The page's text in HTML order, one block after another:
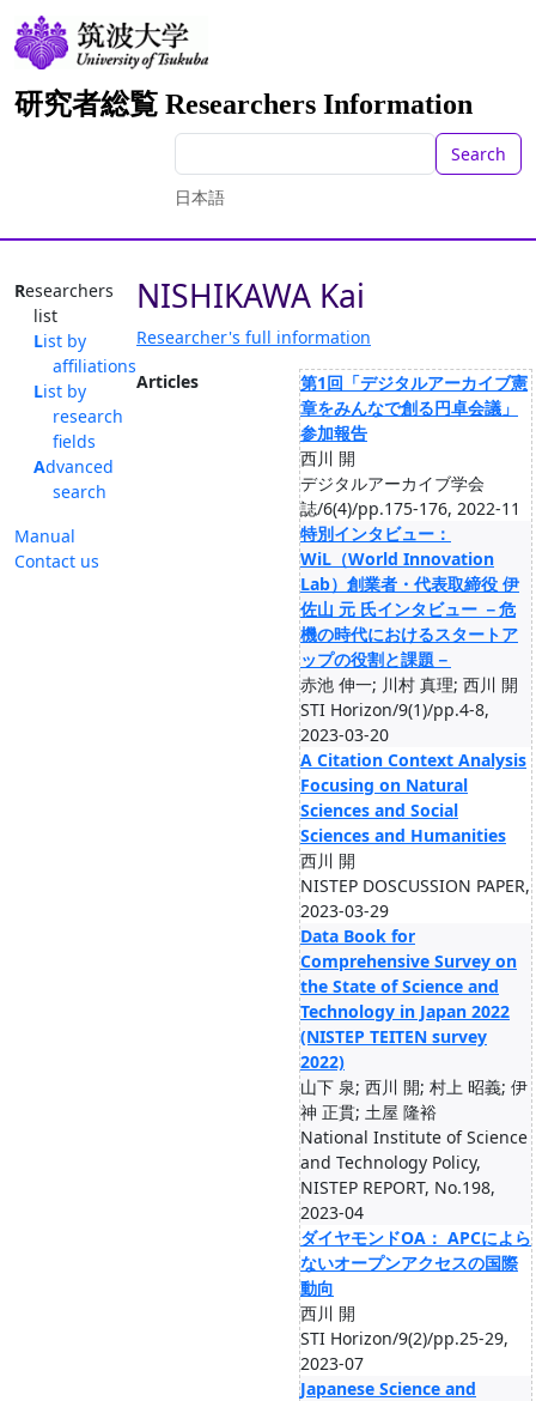
研究者総覧 Researchers Information
Search
日本語
Researchers
list
List by
affiliations
List by
research
fields
Advanced
search
Manual
Contact us
NISHIKAWA Kai
Researcher's full information
Articles
第1回「デジタルアーカイブ憲
章をみんなで創る円卓会議」
参加報告
西川 開
デジタルアーカイブ学会
誌/6(4)/pp.175-176, 2022-11
特別インタビュー：
WiL（World Innovation
Lab）創業者・代表取締役 伊
佐山 元 氏インタビュー －危
機の時代におけるスタートア
ップの役割と課題－
赤池 伸一; 川村 真理; 西川 開
STI Horizon/9(1)/pp.4-8,
2023-03-20
A Citation Context Analysis
Focusing on Natural
Sciences and Social
Sciences and Humanities
西川 開
NISTEP DOSCUSSION PAPER,
2023-03-29
Data Book for
Comprehensive Survey on
the State of Science and
Technology in Japan 2022
(NISTEP TEITEN survey
2022)
山下 泉; 西川 開; 村上 昭義; 伊
神 正貫; 土屋 隆裕
National Institute of Science
and Technology Policy,
NISTEP REPORT, No.198,
2023-04
ダイヤモンドOA： APCによら
ないオープンアクセスの国際
動向
西川 開
STI Horizon/9(2)/pp.25-29,
2023-07
Japanese Science and